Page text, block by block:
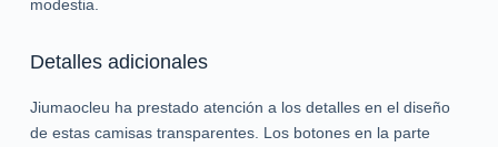
modestia.
Detalles adicionales
Jiumaocleu ha prestado atención a los detalles en el diseño
de estas camisas transparentes. Los botones en la parte